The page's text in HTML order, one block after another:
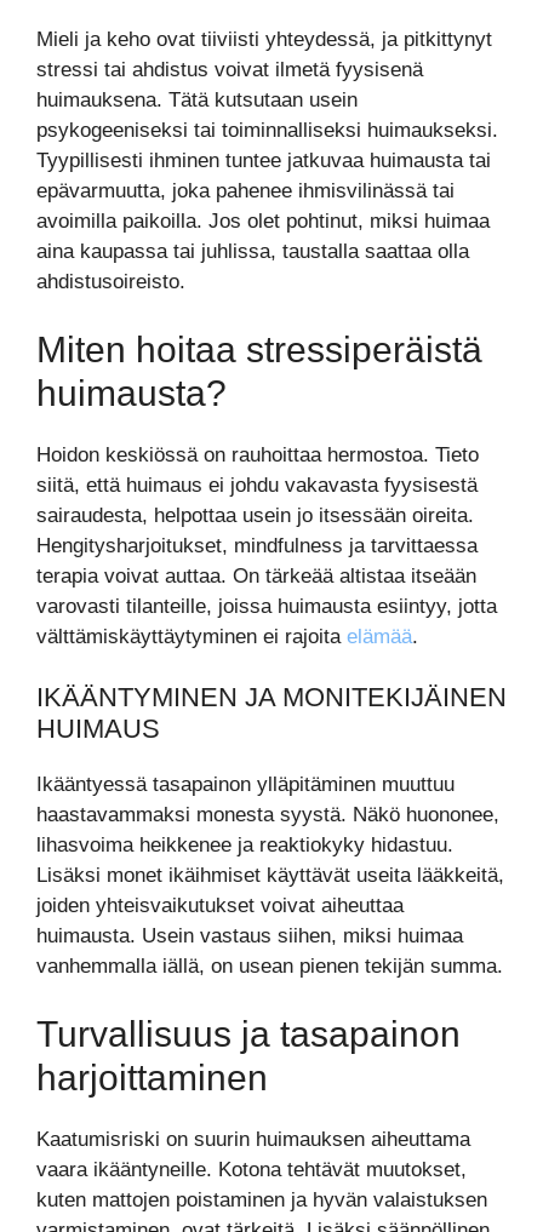
Mieli ja keho ovat tiiviisti yhteydessä, ja pitkittynyt
stressi tai ahdistus voivat ilmetä fyysisenä
huimauksena. Tätä kutsutaan usein
psykogeeniseksi tai toiminnalliseksi huimaukseksi.
Tyypillisesti ihminen tuntee jatkuvaa huimausta tai
epävarmuutta, joka pahenee ihmisvilinässä tai
avoimilla paikoilla. Jos olet pohtinut, miksi huimaa
aina kaupassa tai juhlissa, taustalla saattaa olla
ahdistusoireisto.
Miten hoitaa stressiperäistä
huimausta?
Hoidon keskiössä on rauhoittaa hermostoa. Tieto
siitä, että huimaus ei johdu vakavasta fyysisestä
sairaudesta, helpottaa usein jo itsessään oireita.
Hengitysharjoitukset, mindfulness ja tarvittaessa
terapia voivat auttaa. On tärkeää altistaa itseään
varovasti tilanteille, joissa huimausta esiintyy, jotta
välttämiskäyttäytyminen ei rajoita elämää.
IKÄÄNTYMINEN JA MONITEKIJÄINEN
HUIMAUS
Ikääntyessä tasapainon ylläpitäminen muuttuu
haastavammaksi monesta syystä. Näkö huononee,
lihasvoima heikkenee ja reaktiokyky hidastuu.
Lisäksi monet ikäihmiset käyttävät useita lääkkeitä,
joiden yhteisvaikutukset voivat aiheuttaa
huimausta. Usein vastaus siihen, miksi huimaa
vanhemmalla iällä, on usean pienen tekijän summa.
Turvallisuus ja tasapainon
harjoittaminen
Kaatumisriski on suurin huimauksen aiheuttama
vaara ikääntyneille. Kotona tehtävät muutokset,
kuten mattojen poistaminen ja hyvän valaistuksen